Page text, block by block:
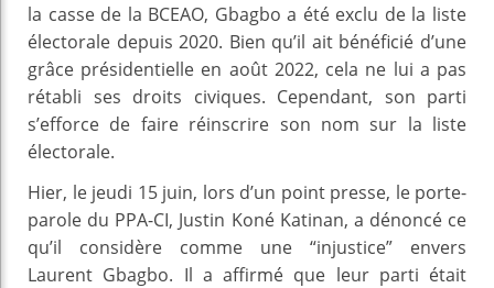
la casse de la BCEAO, Gbagbo a été exclu de la liste
électorale depuis 2020. Bien qu’il ait bénéficié d’une
grâce présidentielle en août 2022, cela ne lui a pas
rétabli ses droits civiques. Cependant, son parti
s’efforce de faire réinscrire son nom sur la liste
électorale.
Hier, le jeudi 15 juin, lors d’un point presse, le porte-
parole du PPA-CI, Justin Koné Katinan, a dénoncé ce
qu’il considère comme une “injustice” envers
Laurent Gbagbo. Il a affirmé que leur parti était